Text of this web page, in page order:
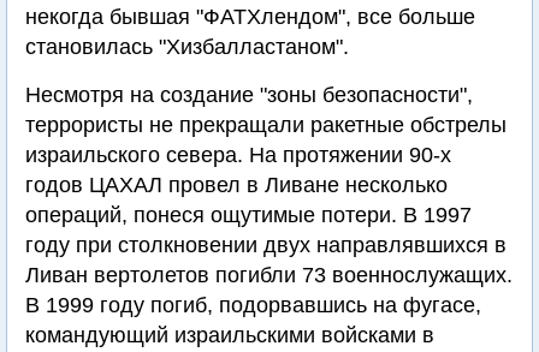
некогда бывшая "ФАТХлендом", все больше
становилась "Хизбалластаном".
Несмотря на создание "зоны безопасности",
террористы не прекращали ракетные обстрелы
израильского севера. На протяжении 90-х
годов ЦАХАЛ провел в Ливане несколько
операций, понеся ощутимые потери. В 1997
году при столкновении двух направлявшихся в
Ливан вертолетов погибли 73 военнослужащих.
В 1999 году погиб, подорвавшись на фугасе,
командующий израильскими войсками в